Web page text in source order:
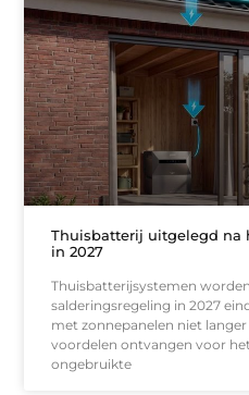
Thuisbatterij uitgelegd na
in 2027
Thuisbatterijsystemen
salderingsregeling in 2027
met zonnepanelen niet
voordelen ontvangen voor
ongebruikte